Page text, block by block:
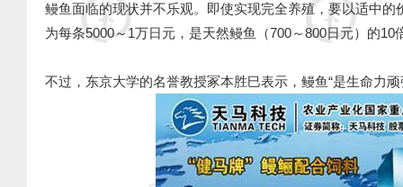
鳗鱼面临的现状并不乐观。即使实现完全养殖，要以适中
为每条5000～1万日元，是天然鳗鱼（700～800日元）的
不过，东京大学的名誉教授冢本胜巳表示，鳗鱼“是生命力